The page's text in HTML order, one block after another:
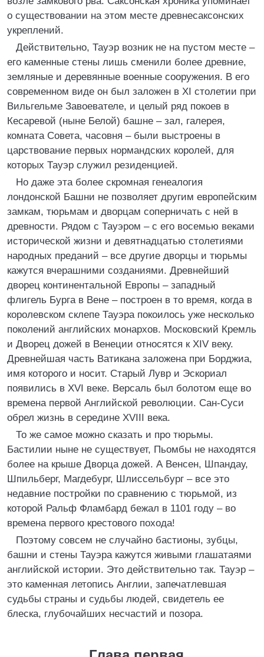
о существовании на этом месте древнесаксонских
укреплений.
Действительно, Тауэр возник не на пустом месте –
его каменные стены лишь сменили более древние,
земляные и деревянные военные сооружения. В его
современном виде он был заложен в XI столетии при
Вильгельме Завоевателе, и целый ряд покоев в
Кесаревой (ныне Белой) башне – зал, галерея,
комната Совета, часовня – были выстроены в
царствование первых нормандских королей, для
которых Тауэр служил резиденцией.
Но даже эта более скромная генеалогия
лондонской Башни не позволяет другим европейским
замкам, тюрьмам и дворцам соперничать с ней в
древности. Рядом с Тауэром – с его восемью веками
исторической жизни и девятнадцатью столетиями
народных преданий – все другие дворцы и тюрьмы
кажутся вчерашними созданиями. Древнейший
дворец континентальной Европы – западный
флигель Бурга в Вене – построен в то время, когда в
королевском склепе Тауэра покоилось уже несколько
поколений английских монархов. Московский Кремль
и Дворец дожей в Венеции относятся к XIV веку.
Древнейшая часть Ватикана заложена при Борджиа,
имя которого и носит. Старый Лувр и Эскориал
появились в XVI веке. Версаль был болотом еще во
времена первой Английской революции. Сан-Суси
обрел жизнь в середине XVIII века.
То же самое можно сказать и про тюрьмы.
Бастилии ныне не существует, Пьомбы не находятся
более на крыше Дворца дожей. А Венсен, Шпандау,
Шпильберг, Магдебург, Шлиссельбург – все это
недавние постройки по сравнению с тюрьмой, из
которой Ральф Фламбард бежал в 1101 году – во
времена первого крестового похода!
Поэтому совсем не случайно бастионы, зубцы,
башни и стены Тауэра кажутся живыми глашатаями
английской истории. Это действительно так. Тауэр –
это каменная летопись Англии, запечатлевшая
судьбы страны и судьбы людей, свидетель ее
блеска, глубочайших несчастий и позора.